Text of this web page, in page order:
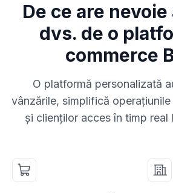
De ce are
dvs. de o
commerce
O platformă personalizată
vânzările, simplifică
și clienților acces în timp real